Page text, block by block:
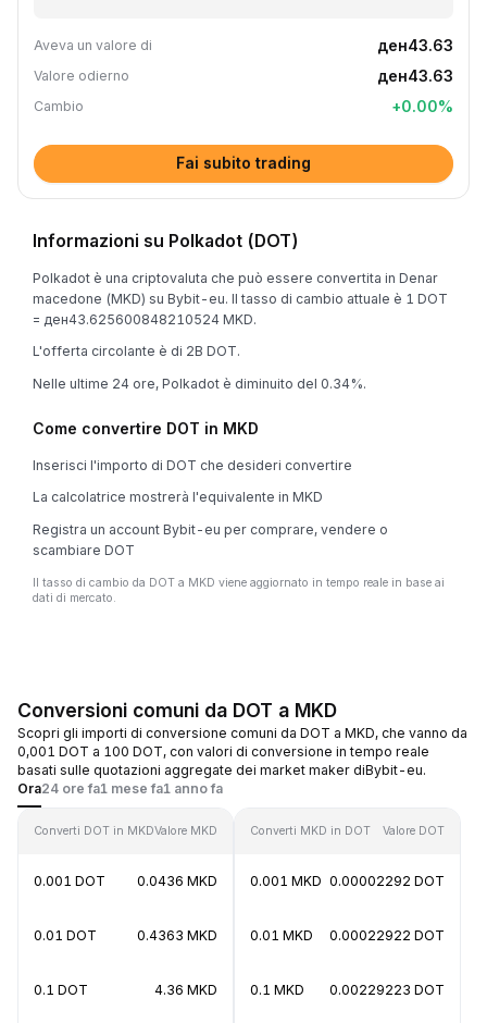
Aveva un valore di ден43.63
Valore odierno ден43.63
Cambio +0.00%
Fai subito trading
Informazioni su Polkadot (DOT)
Polkadot è una criptovaluta che può essere convertita in Denar
macedone (MKD) su Bybit-eu. Il tasso di cambio attuale è 1 DOT
= ден43.625600848210524 MKD.
L'offerta circolante è di 2B DOT.
Nelle ultime 24 ore, Polkadot è diminuito del 0.34%.
Come convertire DOT in MKD
Inserisci l'importo di DOT che desideri convertire
La calcolatrice mostrerà l'equivalente in MKD
Registra un account Bybit-eu per comprare, vendere o
scambiare DOT
Il tasso di cambio da DOT a MKD viene aggiornato in tempo reale in base ai
dati di mercato.
Conversioni comuni da DOT a MKD
Scopri gli importi di conversione comuni da DOT a MKD, che vanno da
0,001 DOT a 100 DOT, con valori di conversione in tempo reale
basati sulle quotazioni aggregate dei market maker diBybit-eu.
Ora24 ore fa1 mese fa1 anno fa
Converti DOT in MKDValore MKD
0.001 DOT 0.0436 MKD
0.01 DOT 0.4363 MKD
0.1 DOT 4.36 MKD
Converti MKD in DOT Valore DOT
0.001 MKD 0.00002292 DOT
0.01 MKD 0.00022922 DOT
0.1 MKD 0.00229223 DOT